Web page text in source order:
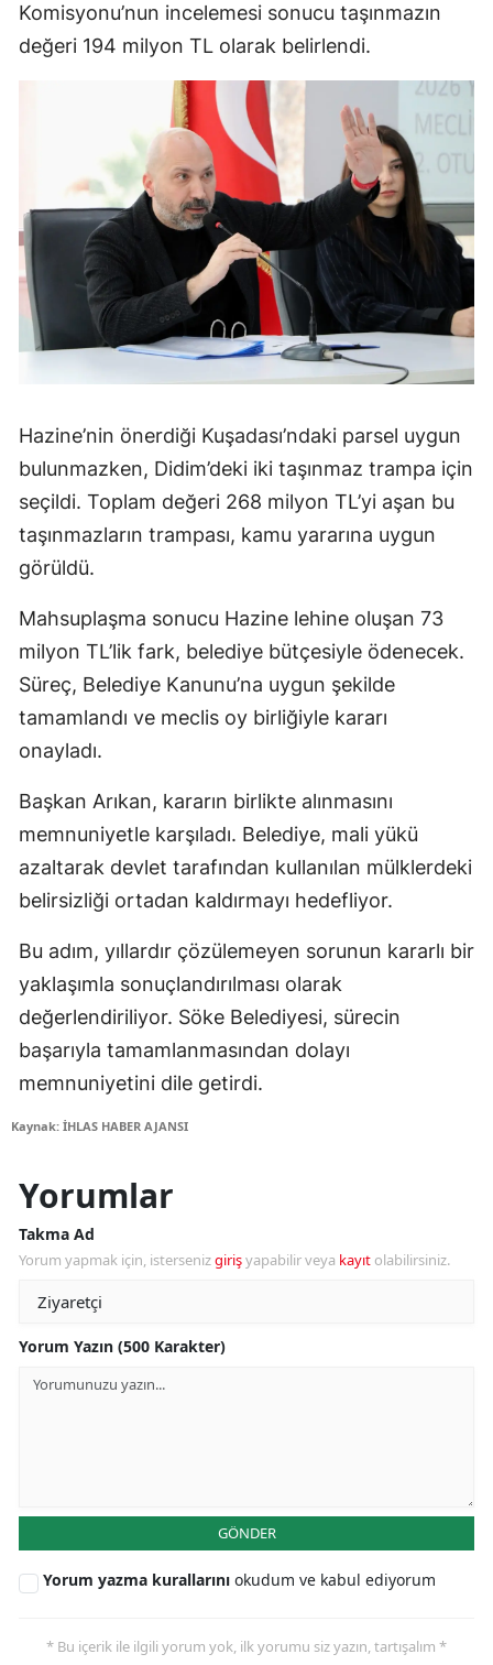
Komisyonu’nun incelemesi sonucu taşınmazın
değeri 194 milyon TL olarak belirlendi.
Hazine’nin önerdiği Kuşadası’ndaki parsel uygun
bulunmazken, Didim’deki iki taşınmaz trampa için
seçildi. Toplam değeri 268 milyon TL’yi aşan bu
taşınmazların trampası, kamu yararına uygun
görüldü.
Mahsuplaşma sonucu Hazine lehine oluşan 73
milyon TL’lik fark, belediye bütçesiyle ödenecek.
Süreç, Belediye Kanunu’na uygun şekilde
tamamlandı ve meclis oy birliğiyle kararı
onayladı.
Başkan Arıkan, kararın birlikte alınmasını
memnuniyetle karşıladı. Belediye, mali yükü
azaltarak devlet tarafından kullanılan mülklerdeki
belirsizliği ortadan kaldırmayı hedefliyor.
Bu adım, yıllardır çözülemeyen sorunun kararlı bir
yaklaşımla sonuçlandırılması olarak
değerlendiriliyor. Söke Belediyesi, sürecin
başarıyla tamamlanmasından dolayı
memnuniyetini dile getirdi.
Kaynak: İHLAS HABER AJANSI
Yorumlar
Takma Ad
Yorum yapmak için, istersenizgirişyapabilir veya kayıt olabilirsiniz.
Yorum Yazın (500 Karakter)
GÖNDER
Yorum yazma kurallarını okudum ve kabul ediyorum
* Bu içerik ile ilgili yorum yok, ilk yorumu siz yazın, tartışalım *